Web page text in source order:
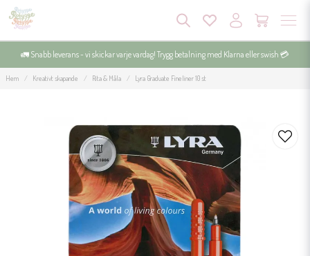
🚛 Snabb leverans - vi skickar varje vardag! Trygg betalning med Klarna eller swish 💳
Hem Kreativt skapande Rita & Måla Lyra Graduate Fineliner 10 st